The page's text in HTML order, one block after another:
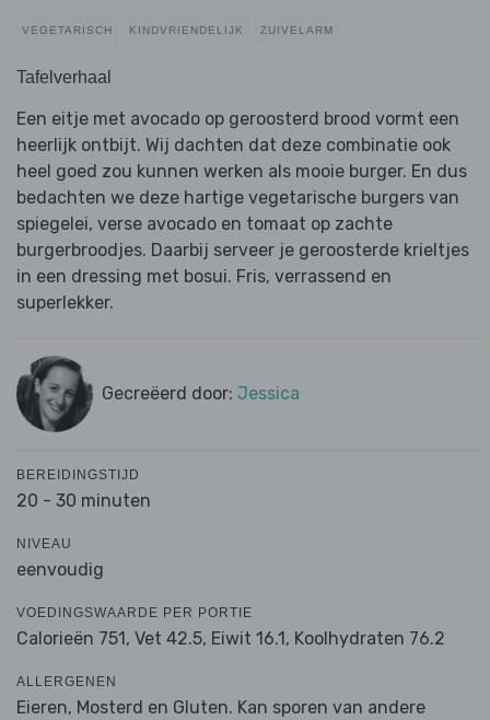
VEGETARISCH KINDVRIENDELIJK ZUIVELARM
Tafelverhaal
Een eitje met avocado op geroosterd brood vormt een
heerlijk ontbijt. Wij dachten dat deze combinatie ook
heel goed zou kunnen werken als mooie burger. En dus
bedachten we deze hartige vegetarische burgers van
spiegelei, verse avocado en tomaat op zachte
burgerbroodjes. Daarbij serveer je geroosterde krieltjes
in een dressing met bosui. Fris, verrassend en
superlekker.
Gecreëerd door: Jessica
BEREIDINGSTIJD
20 - 30 minuten
NIVEAU
eenvoudig
VOEDINGSWAARDE PER PORTIE
Calorieën 751, Vet 42.5, Eiwit 16.1, Koolhydraten 76.2
ALLERGENEN
Eieren, Mosterd en Gluten. Kan sporen van andere